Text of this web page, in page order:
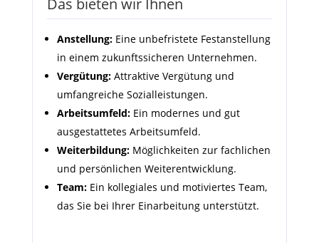
Das bieten wir Ihnen
Anstellung:Eine unbefristete Festanstellung
in einem zukunftssicheren Unternehmen.
Vergütung:Attraktive Vergütung und
umfangreiche Sozialleistungen.
Arbeitsumfeld:Ein modernes und gut
ausgestattetes Arbeitsumfeld.
Weiterbildung:Möglichkeiten zur fachlichen
und persönlichen Weiterentwicklung.
Team:Ein kollegiales und motiviertes Team,
das Sie bei Ihrer Einarbeitung unterstützt.